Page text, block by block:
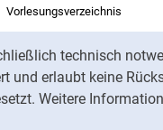
technisch
und erlaubt keine
Weitere
Vorlesungsverzeichnis
Moodle
Panopto
Universitätsbibliothek